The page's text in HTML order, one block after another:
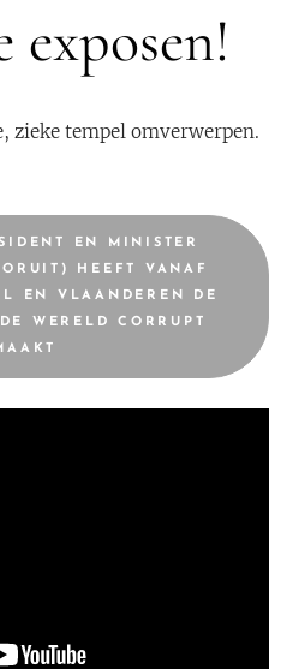
zieke tempel omverwerpen.
EN MINISTER
HEEFT VANAF
EN VLAANDEREN DE
WERELD CORRUPT